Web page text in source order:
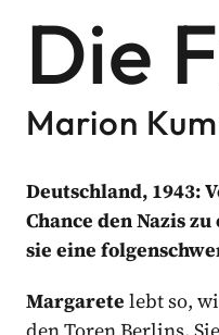
von Bookouture (dem
Die
Marion
Deutschland, 1943:
Chance den Nazis
sie eine
Margarete lebt so,